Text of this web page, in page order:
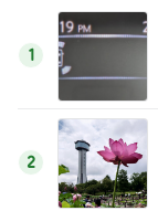
1
2